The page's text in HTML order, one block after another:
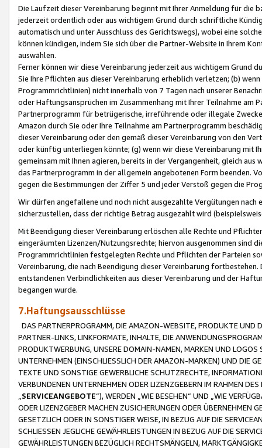
Die Laufzeit dieser Vereinbarung beginnt mit Ihrer Anmeldung für die
jederzeit ordentlich oder aus wichtigem Grund durch schriftliche
automatisch und unter Ausschluss des Gerichtswegs), wobei eine
können kündigen, indem Sie sich über die Partner-Website in Ihrem
auswählen.
Ferner können wir diese Vereinbarung jederzeit aus wichtigem Grund
Sie Ihre Pflichten aus dieser Vereinbarung erheblich verletzen; (b)
Programmrichtlinien) nicht innerhalb von 7 Tagen nach unserer
oder Haftungsansprüchen im Zusammenhang mit Ihrer Teilnahme am
Partnerprogramm für betrügerische, irreführende oder illegale
Amazon durch Sie oder Ihre Teilnahme am Partnerprogramm
dieser Vereinbarung oder den gemäß dieser Vereinbarung von den
oder künftig unterliegen könnte; (g) wenn wir diese Vereinbarung mit
gemeinsam mit Ihnen agieren, bereits in der Vergangenheit, gleich
das Partnerprogramm in der allgemein angebotenen Form beenden.
gegen die Bestimmungen der Ziffer 5 und jeder Verstoß gegen die
Wir dürfen angefallene und noch nicht ausgezahlte Vergütungen
sicherzustellen, dass der richtige Betrag ausgezahlt wird
Mit Beendigung dieser Vereinbarung erlöschen alle Rechte und
eingeräumten Lizenzen/Nutzungsrechte; hiervon ausgenommen sind
Programmrichtlinien festgelegten Rechte und Pflichten der Parteien
Vereinbarung, die nach Beendigung dieser Vereinbarung
entstandenen Verbindlichkeiten aus dieser Vereinbarung und der
begangen wurde.
7.Haftungsausschlüsse
DAS PARTNERPROGRAMM, DIE AMAZON-WEBSITE, PRODUKTE UND
PARTNER-LINKS, LINKFORMATE, INHALTE, DIE
PRODUKTWERBUNG, UNSERE DOMAIN-NAMEN, MARKEN UND
UNTERNEHMEN (EINSCHLIESSLICH DER AMAZON-MARKEN) UND DIE
TEXTE UND SONSTIGE GEWERBLICHE SCHUTZRECHTE,
VERBUNDENEN UNTERNEHMEN ODER LIZENZGEBERN IM RAHMEN
SERVICEANGEBOTE“), WERDEN „WIE BESEHEN“ UND „WIE
ODER LIZENZGEBER MACHEN ZUSICHERUNGEN ODER ÜBERNEHMEN
GESETZLICH ODER IN SONSTIGER WEISE, IN BEZUG AUF DIE
SCHLIESSEN JEGLICHE GEWÄHRLEISTUNGEN IN BEZUG AUF DIE
GEWÄHRLEISTUNGEN BEZÜGLICH RECHTSMÄNGELN,